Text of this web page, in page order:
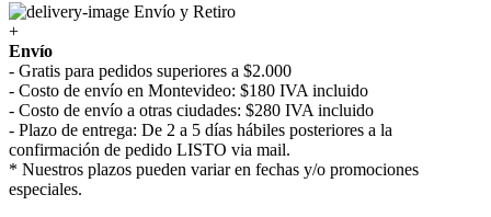
Envío y Retiro
+
Envío
- Gratis para pedidos superiores a $2.000
- Costo de envío en Montevideo: $180 IVA incluido
- Costo de envío a otras ciudades: $280 IVA incluido
- Plazo de entrega: De 2 a 5 días hábiles posteriores a la
confirmación de pedido LISTO via mail.
* Nuestros plazos pueden variar en fechas y/o promociones
especiales.